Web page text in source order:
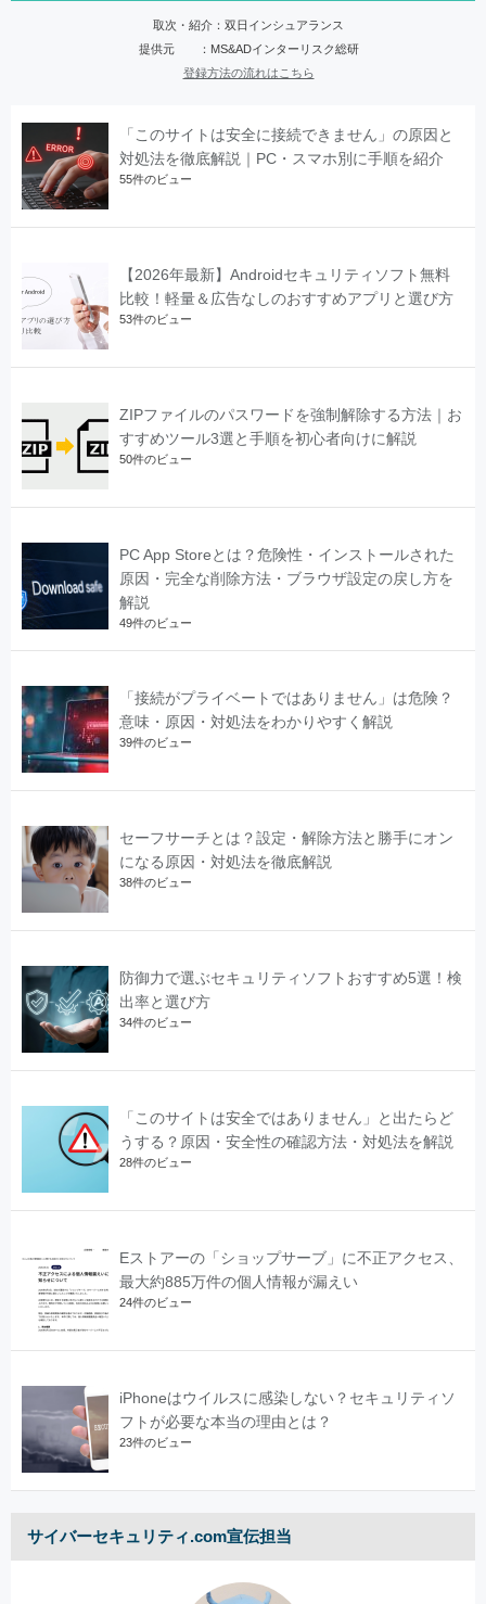
取次・紹介：双日インシュアランス
提供元 ：MS&ADインターリスク総研
登録方法の流れはこちら
「このサイトは安全に接続できません」の原因と
対処法を徹底解説｜PC・スマホ別に手順を紹介
55件のビュー
【2026年最新】Androidセキュリティソフト無料
比較！軽量＆広告なしのおすすめアプリと選び方
53件のビュー
ZIPファイルのパスワードを強制解除する方法｜お
すすめツール3選と手順を初心者向けに解説
50件のビュー
PC App Storeとは？危険性・インストールされた
原因・完全な削除方法・ブラウザ設定の戻し方を
解説
49件のビュー
「接続がプライベートではありません」は危険？
意味・原因・対処法をわかりやすく解説
39件のビュー
セーフサーチとは？設定・解除方法と勝手にオン
になる原因・対処法を徹底解説
38件のビュー
防御力で選ぶセキュリティソフトおすすめ5選！検
出率と選び方
34件のビュー
「このサイトは安全ではありません」と出たらど
うする？原因・安全性の確認方法・対処法を解説
28件のビュー
Eストアーの「ショップサーブ」に不正アクセス、
最大約885万件の個人情報が漏えい
24件のビュー
iPhoneはウイルスに感染しない？セキュリティソ
フトが必要な本当の理由とは？
23件のビュー
サイバーセキュリティ.com宣伝担当